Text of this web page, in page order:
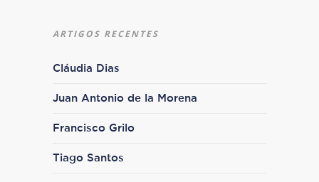
ARTIGOS RECENTES
Cláudia Dias
Juan Antonio de la Morena
Francisco Grilo
Tiago Santos